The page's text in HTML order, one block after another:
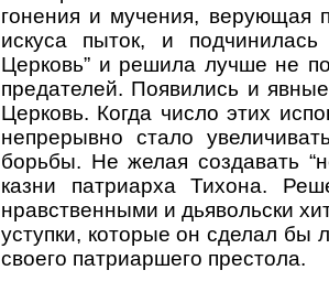
гонения и мучения, верующая
искуса пыток, и
Церковь” и решила лучше не
предателей. Появились и
Церковь. Когда число этих
непрерывно стало
борьбы. Не желая создавать
казни патриарха Тихона.
нравственными и дьявольски
уступки, которые он сделал бы
своего патриаршего престола.